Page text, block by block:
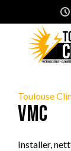
au
contenu
Toulouse
VMC
Installer,